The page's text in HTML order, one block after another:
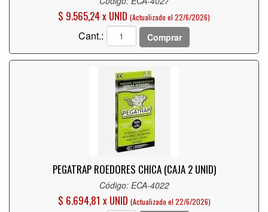
$ 9.565,24 x UNID (Actualizado el 22/6/2026)
Cant.: Comprar
PEGATRAP ROEDORES CHICA (CAJA 2 UNID)
Código: ECA-4022
$ 6.694,81 x UNID (Actualizado el 22/6/2026)